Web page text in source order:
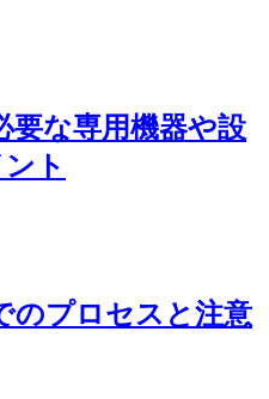
要な専用機器や設
ト
のプロセスと注意